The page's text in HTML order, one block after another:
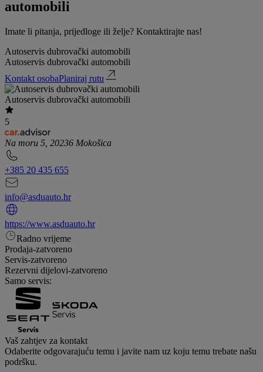
automobili
Imate li pitanja, prijedloge ili želje? Kontaktirajte nas!
Autoservis dubrovački automobili
Autoservis dubrovački automobili
Kontakt osobaPlaniraj rutu
Autoservis dubrovački automobili
5
Na moru 5, 20236 Mokošica
+385 20 435 655
info@asduauto.hr
https://www.asduauto.hr
Radno vrijeme
Prodaja-zatvoreno
Servis-zatvoreno
Rezervni dijelovi-zatvoreno
Samo servis:
Vaš zahtjev za kontakt
Odaberite odgovarajuću temu i javite nam uz koju temu trebate našu
podršku.